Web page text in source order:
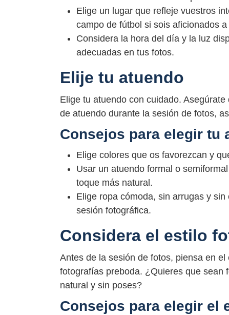
Elige un lugar que refleje vuestros
campo de fútbol si sois aficionados
Considera la hora del día y la luz
adecuadas en tus fotos.
Elije tu atuendo
Elige tu atuendo con cuidado.
de atuendo durante la sesión de fotos,
Consejos para elegir tu
Elige colores que os favorezcan y
Usar un atuendo formal o
toque más natural.
Elige ropa cómoda, sin arrugas y
sesión fotográfica.
Considera el estilo
Antes de la sesión de fotos, piensa en
fotografías preboda. ¿Quieres que sean
natural y sin poses?
Consejos para elegir el